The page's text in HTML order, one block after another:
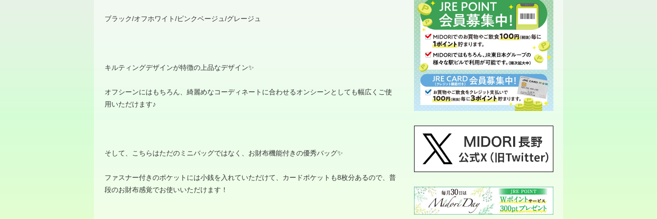
ブラック/オフホワイト/ピンクベージュ /グレージュ
キルティングデザインが特徴の上品なデザイン✨
オフシーンにはもちろん、綺麗めなコーディネートに合わせるオンシーンとしても幅広くご使
用いただけます♪
そして、こちらはただのミニバッグではなく、お財布機能付きの優秀バッグ✨
ファスナー付きのポケットには小銭を入れていただけて、カードポケットも8枚分あるので、普
段のお財布感覚でお使いいただけます！